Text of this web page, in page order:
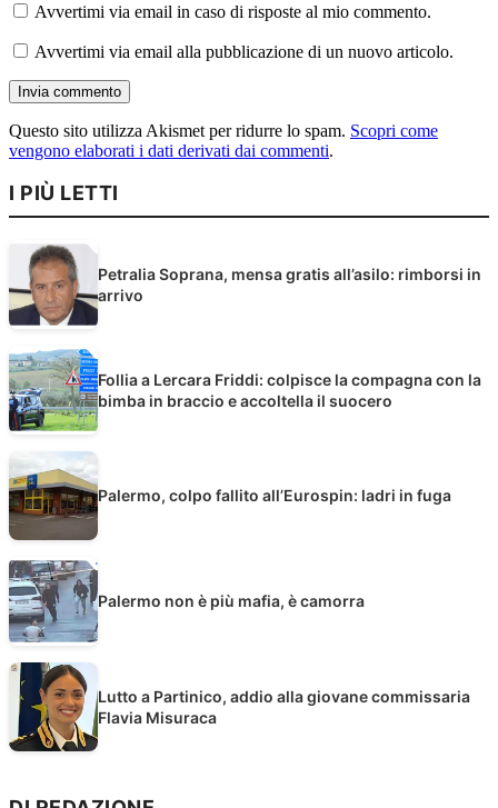
Avvertimi via email in caso di risposte al mio commento.
Avvertimi via email alla pubblicazione di un nuovo articolo.
Questo sito utilizza Akismet per ridurre lo spam. Scopri come
vengono elaborati i dati derivati dai commenti.
I PIÙ LETTI
Petralia Soprana, mensa gratis all’asilo: rimborsi in
arrivo
Follia a Lercara Friddi: colpisce la compagna con la
bimba in braccio e accoltella il suocero
Palermo, colpo fallito all’Eurospin: ladri in fuga
Palermo non è più mafia, è camorra
Lutto a Partinico, addio alla giovane commissaria
Flavia Misuraca